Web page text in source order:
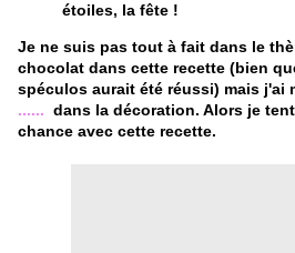
étoiles, la fête !
Je ne suis pas tout à fait dans le
chocolat dans cette recette (bien
spéculos aurait été réussi) mais j'ai
...... dans la décoration. Alors je
chance avec cette recette.